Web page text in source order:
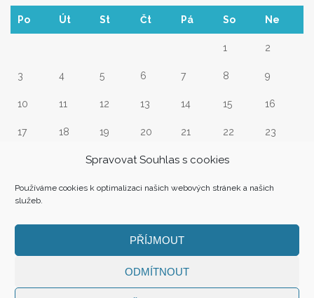
Spravovat Souhlas s cookies
Používáme cookies k optimalizaci našich webových stránek a našich
služeb.
PŘÍJMOUT
ODMÍTNOUT
Po Út St Čt Pá So Ne
1 2
3 4 5 6 7 8 9
10 11 12 13 14 15 16
17 18 19 20 21 22 23
26 27 28 29
31
« Srp